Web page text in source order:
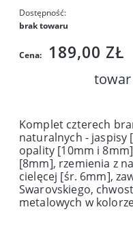
Dostępność:
brak towaru
Cena: 189,00 ZŁ
Komplet czterech
naturalnych - jaspisy
opality [10mm i
[8mm], rzemienia z
cielęcej [śr. 6mm],
Swarovskiego,
metalowych w